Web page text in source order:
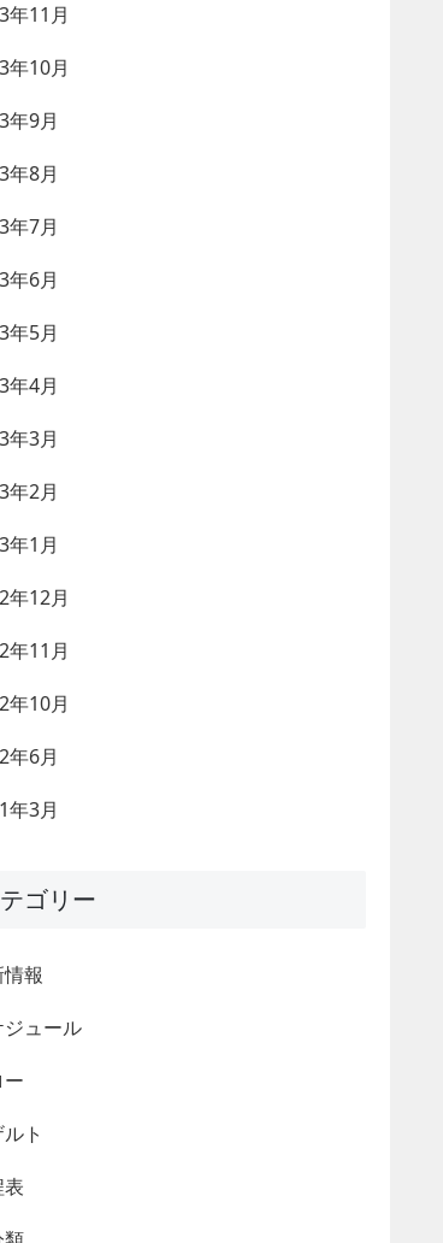
年11月
年10月
年9月
年8月
年7月
年6月
年5月
年4月
年3月
年2月
年1月
年12月
年11月
年10月
年6月
年3月
ゴリー
報
ジュール
ー
ト
表